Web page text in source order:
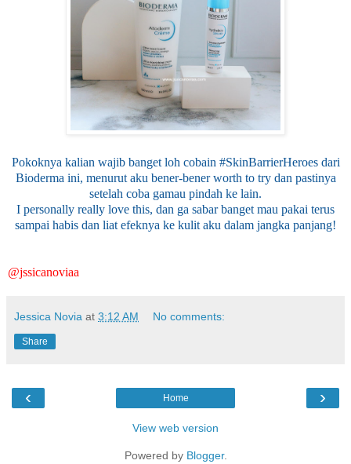
Pokoknya kalian wajib banget loh cobain #SkinBarrierHeroes dari
Bioderma ini, menurut aku bener-bener worth to try dan pastinya
setelah coba gamau pindah ke lain.
I personally really love this, dan ga sabar banget mau pakai terus
sampai habis dan liat efeknya ke kulit aku dalam jangka panjang!
@jssicanoviaa
Jessica Novia at 3:12 AM No comments:
Share
‹ ›
Home
View web version
Powered by Blogger.